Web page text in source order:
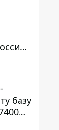
базу